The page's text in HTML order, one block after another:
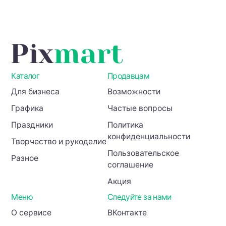
Каталог
Для бизнеса
Графика
Праздники
Творчество и рукоделие
Разное
Продавцам
Возможности
Частые вопросы
Политика
конфиденциальности
Пользовательское
соглашение
Акция
Меню
О сервисе
Следуйте за нами
ВКонтакте